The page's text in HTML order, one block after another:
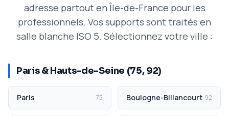
adresse partout en Île-de-France pour les
professionnels. Vos supports sont traités en
salle blanche ISO 5. Sélectionnez votre ville :
Paris & Hauts-de-Seine (75, 92)
Paris 75 Boulogne-Billancourt 92